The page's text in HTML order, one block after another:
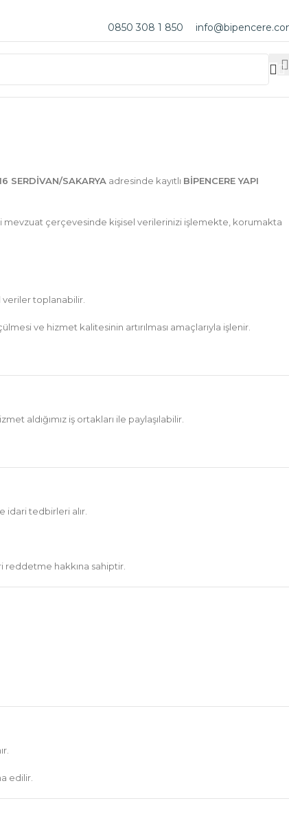
0850 308 1 850
SERDİVAN/SAKARYA adresinde kayıtlı BİPENCERE YAPI
mevzuat çerçevesinde kişisel verilerinizi işlemekte, korumakta
veriler toplanabilir.
ve hizmet kalitesinin artırılması amaçlarıyla işlenir.
aldığımız iş ortakları ile paylaşılabilir.
idari tedbirleri alır.
reddetme hakkına sahiptir.
edilir.